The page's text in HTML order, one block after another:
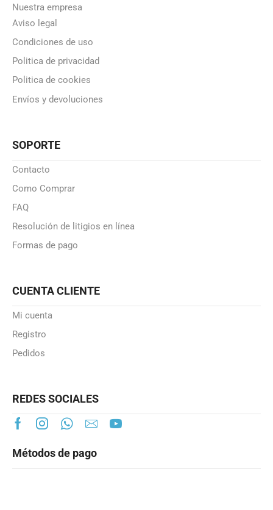
Nuestra empresa
Aviso legal
Condiciones de uso
Politica de privacidad
Politica de cookies
Envíos y devoluciones
SOPORTE
Contacto
Como Comprar
FAQ
Resolución de litigios en línea
Formas de pago
CUENTA CLIENTE
Mi cuenta
Registro
Pedidos
REDES SOCIALES
Métodos de pago